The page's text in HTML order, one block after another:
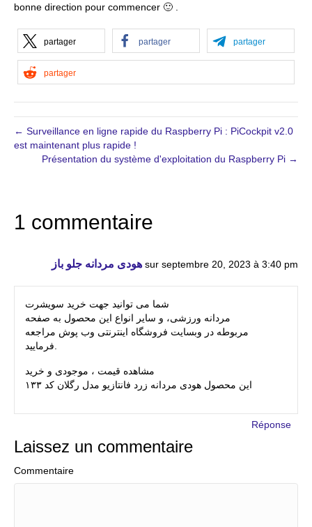
bonne direction pour commencer 🙂 .
partager partager partager
partager
← Surveillance en ligne rapide du Raspberry Pi : PiCockpit v2.0
est maintenant plus rapide !
Présentation du système d'exploitation du Raspberry Pi →
1 commentaire
هودی مردانه جلو باز sur septembre 20, 2023 à 3:40 pm
شما می توانید جهت خرید سویشرت
مردانه ورزشی، و سایر انواع این محصول به صفحه
مربوطه در وبسایت فروشگاه اینترنتی وب پوش مراجعه
مشاهده قیمت ، موجودی و خرید
این محصول هودی مردانه زرد فانتازیو مدل رگلان کد ۱۳۳
Réponse
Laissez un commentaire
Commentaire